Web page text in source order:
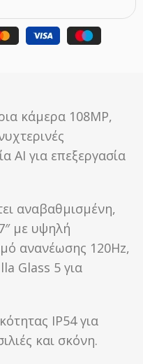
κάμερα 108MP,
ΑΙ για επεξεργασία
αναβαθμισμένη,
με υψηλή
ανανέωσης 120Hz,
Glass 5 για
IP54 για
και σκόνη.